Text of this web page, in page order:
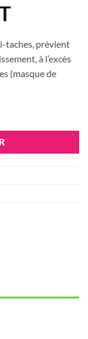
Le
actuel
est :
59.236
taches, prévient
à l’excès
(masque de